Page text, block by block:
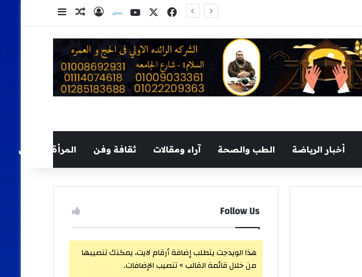
فيسبوك
‫X
‫YouTube
نلضتسجيل الدخول
مقال عشوائي
إضافة عمود
أخبار الرياضة الطب والصحة آراء ومقالات ثقافة وفن المرأة والطفل
Follow Us
هذا الويدجت يتطلب إضافة أرقام لايت، يمكنك تنصيبها
من خلال قائمة القالب > تنصيب الإضافات.